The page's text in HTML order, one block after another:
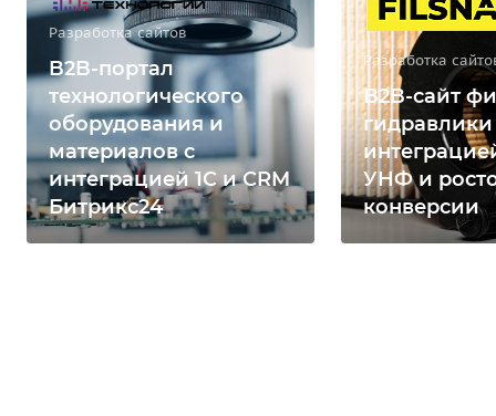
Разработка сайтов
B2B-портал
технологического
оборудования и
материалов с
интеграцией 1С и CRM
Битрикс24
Разработка
B2B-сайт
гидравлики
УНФ и
конверсии